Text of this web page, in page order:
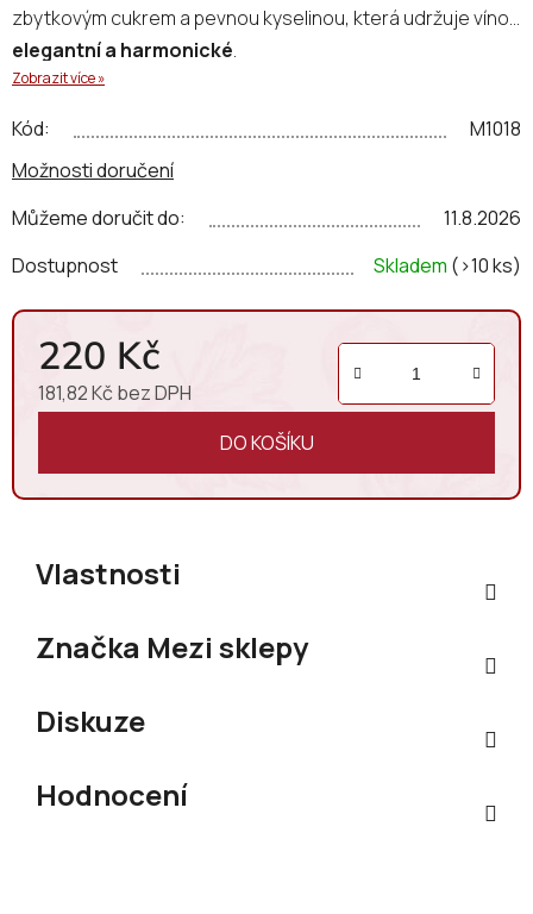
zbytkovým cukrem a pevnou kyselinou, která udržuje víno
elegantní a harmonické.
Zobrazit více »
Dostupnost Skladem (>10 ks)
Můžeme doručit do: 11.8.2026
Možnosti doručení
Kód: M1018
220 Kč
181,82 Kč bez DPH
DO KOŠÍKU
Vlastnosti
Značka Mezi sklepy
Diskuze
Hodnocení